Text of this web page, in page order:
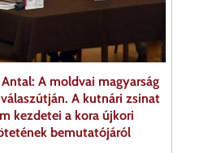
A moldvai magyarság
A kutnári zsinat
kezdetei a kora újkori
bemutatójáról